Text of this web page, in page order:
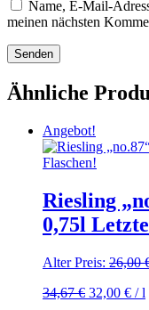
Name, E-Mail-
meinen nächsten
Ähnliche
Angebot!
Riesling
0,75l
Alter Preis: 26,00
34,67€ 32,00 € /l